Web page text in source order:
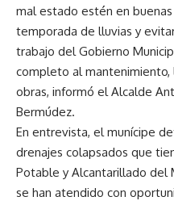
mal estado estén en
temporada de lluvias y
trabajo del Gobierno
completo al mantenimiento,
obras, informó el Alcalde
Bermúdez.
En entrevista, el munícipe
drenajes colapsados que
Potable y Alcantarillado del
se han atendido con